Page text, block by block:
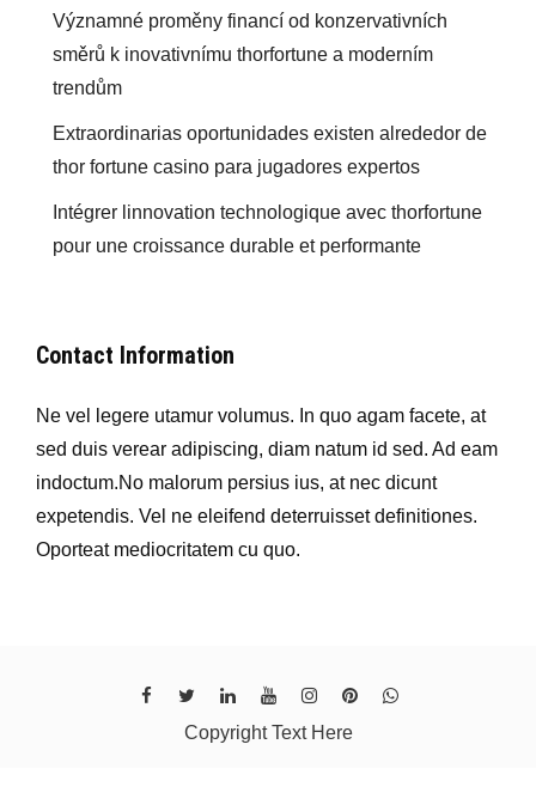
Významné proměny financí od konzervativních
směrů k inovativnímu thorfortune a moderním
trendům
Extraordinarias oportunidades existen alrededor de
thor fortune casino para jugadores expertos
Intégrer linnovation technologique avec thorfortune
pour une croissance durable et performante
Contact Information
Ne vel legere utamur volumus. In quo agam facete, at
sed duis verear adipiscing, diam natum id sed. Ad eam
indoctum.No malorum persius ius, at nec dicunt
expetendis. Vel ne eleifend deterruisset definitiones.
Oporteat mediocritatem cu quo.
Copyright Text Here